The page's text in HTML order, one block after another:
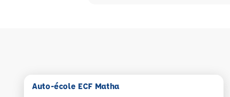
Auto-école ECF Matha